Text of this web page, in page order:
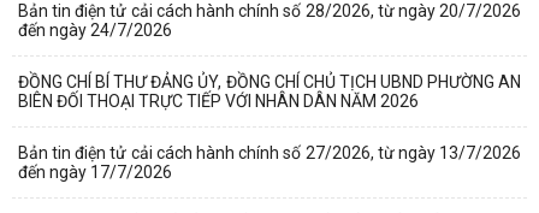
Bản tin điện tử cải cách hành chính số 28/2026, từ ngày 20/7/2026
đến ngày 24/7/2026
ĐỒNG CHÍ BÍ THƯ ĐẢNG ỦY, ĐỒNG CHÍ CHỦ TỊCH UBND PHƯỜNG AN
BIÊN ĐỐI THOẠI TRỰC TIẾP VỚI NHÂN DÂN NĂM 2026
Bản tin điện tử cải cách hành chính số 27/2026, từ ngày 13/7/2026
đến ngày 17/7/2026